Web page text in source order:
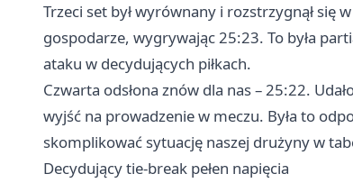
Trzeci set był wyrównany i rozstrzygnął się
gospodarze, wygrywając 25:23. To była
ataku w decydujących piłkach.
Czwarta odsłona znów dla nas – 25:22.
wyjść na prowadzenie w meczu. Była to
skomplikować sytuację naszej drużyny w
Decydujący tie-break pełen napięcia